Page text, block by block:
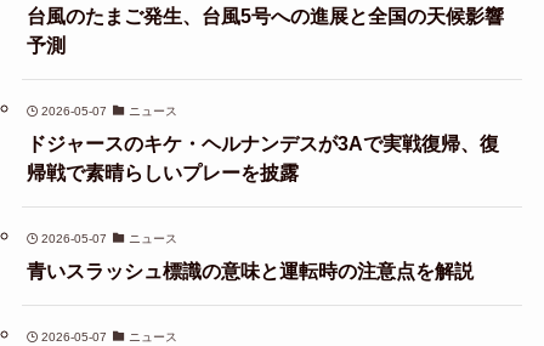
台風のたまご発生、台風5号への進展と全国の天候影響
予測
2026-05-07 ニュース
ドジャースのキケ・ヘルナンデスが3Aで実戦復帰、復
帰戦で素晴らしいプレーを披露
2026-05-07 ニュース
青いスラッシュ標識の意味と運転時の注意点を解説
2026-05-07 ニュース